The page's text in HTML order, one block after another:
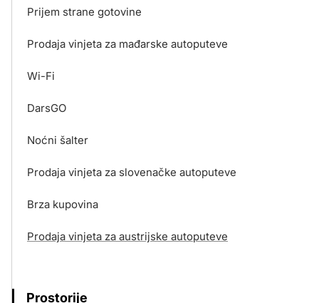
Prijem strane gotovine
Prodaja vinjeta za mađarske autoputeve
Wi-Fi
DarsGO
Noćni šalter
Prodaja vinjeta za slovenačke autoputeve
Brza kupovina
Prodaja vinjeta za austrijske autoputeve
Prostorije